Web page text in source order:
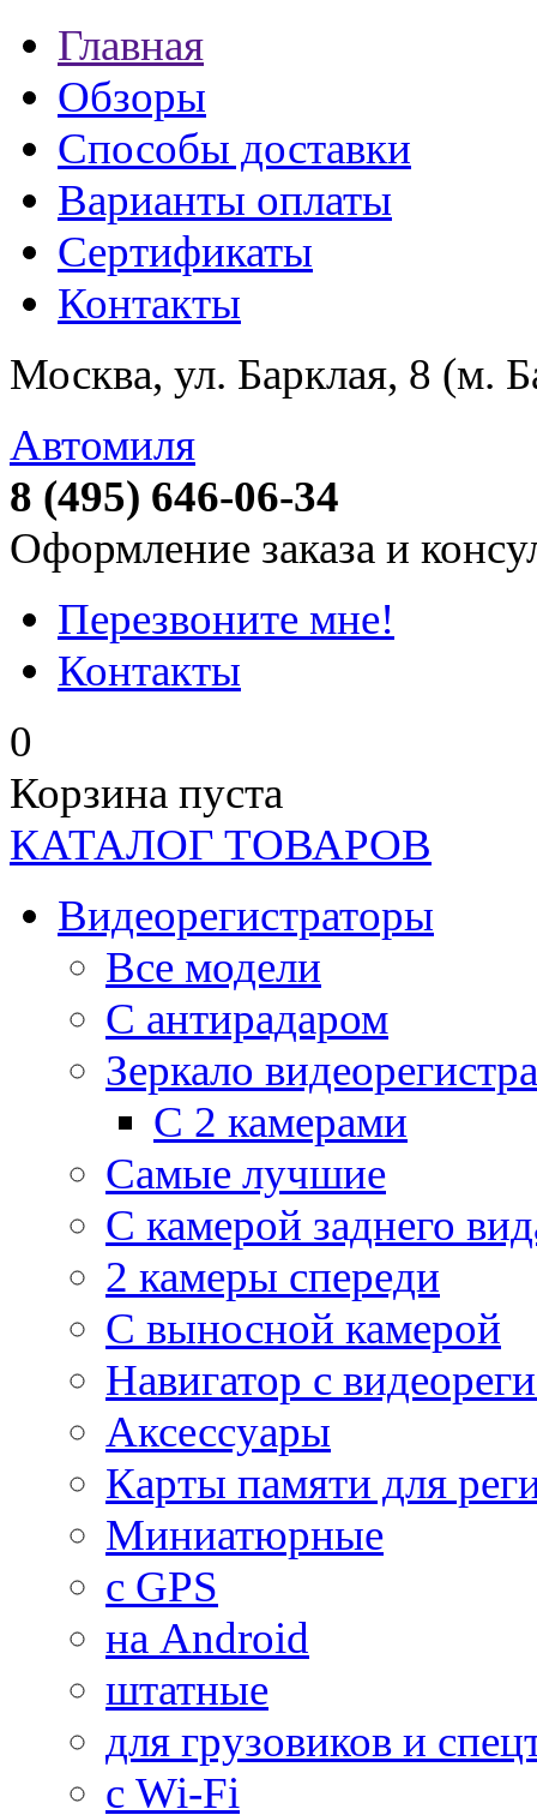
Главная
Обзоры
Способы доставки
Варианты оплаты
Сертификаты
Контакты
Москва, ул. Барклая, 8 (м.
Автомиля
8 (495) 646-06-34
Оформление заказа и
Перезвоните мне!
Контакты
0
Корзина пуста
КАТАЛОГ ТОВАРОВ
Видеорегистраторы
Все модели
C антирадаром
Зеркало
С 2 камерами
Самые лучшие
С камерой заднего
2 камеры спереди
С выносной камерой
Навигатор с
Аксессуары
Карты памяти для
Миниатюрные
с GPS
на Android
штатные
для грузовиков и
с Wi-Fi